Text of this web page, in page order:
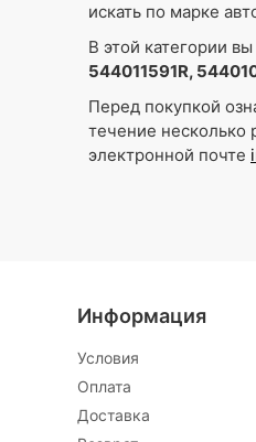
искать по марке
В этой категории
544011591R,
Перед покупкой
течение несколько
электронной почте
Информация
Условия
Oплата
Доставка